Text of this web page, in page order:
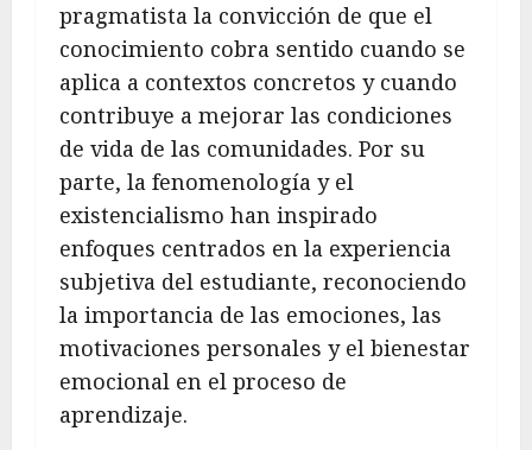
pragmatista la convicción de que el
conocimiento cobra sentido cuando se
aplica a contextos concretos y cuando
contribuye a mejorar las condiciones
de vida de las comunidades. Por su
parte, la fenomenología y el
existencialismo han inspirado
enfoques centrados en la experiencia
subjetiva del estudiante, reconociendo
la importancia de las emociones, las
motivaciones personales y el bienestar
emocional en el proceso de
aprendizaje.